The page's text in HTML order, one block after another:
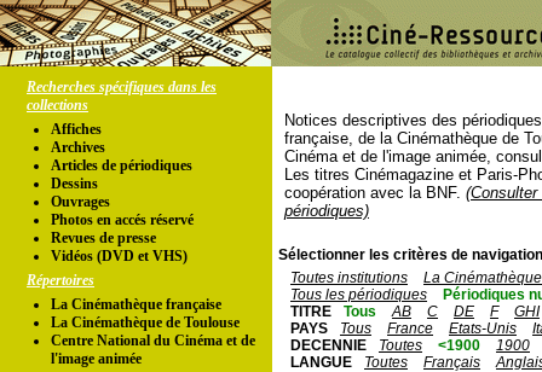
Recherches spécifiques dans les
collections
Affiches
Archives
Articles de périodiques
Dessins
Ouvrages
Photos en accés réservé
Revues de presse
Vidéos (DVD et VHS)
Répertoires
La Cinémathèque française
La Cinémathèque de Toulouse
Centre National du Cinéma et de
l'image animée
Notices descriptives des
française, de la Cinémathèque de
Cinéma et de l'image animée,
Les titres Cinémagazine et Paris-
coopération avec la BNF.
périodiques)
Sélectionner les critères de
Toutes institutions
La
Tous les périodiques
Périodiques
TITRE
Tous AB C DE F
GHI
PAYS
Tous France Etats-Unis
DECENNIE
Toutes <1900
1900
LANGUE
Toutes Français